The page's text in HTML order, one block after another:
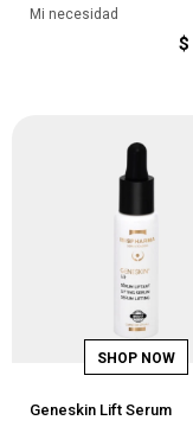
Mi necesidad
$
Geneskin Lift Serum